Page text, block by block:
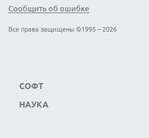
ЗНАКИ ДЛЯ AI-ТРЕКОВ НА
Сообщить об ошибке
Все права защищены ©1995 – 2026
СОФТ
НАУКА